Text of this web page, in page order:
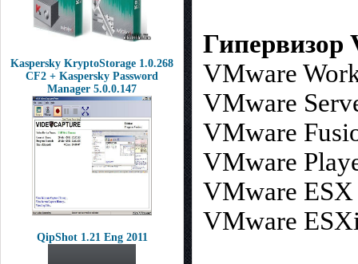
Kaspersky KryptoStorage 1.0.268
CF2 + Kaspersky Password
Manager 5.0.0.147
QipShot 1.21 Eng 2011
Гипервизор
VMware
VMware
VMware
VMware
VMware
VMware